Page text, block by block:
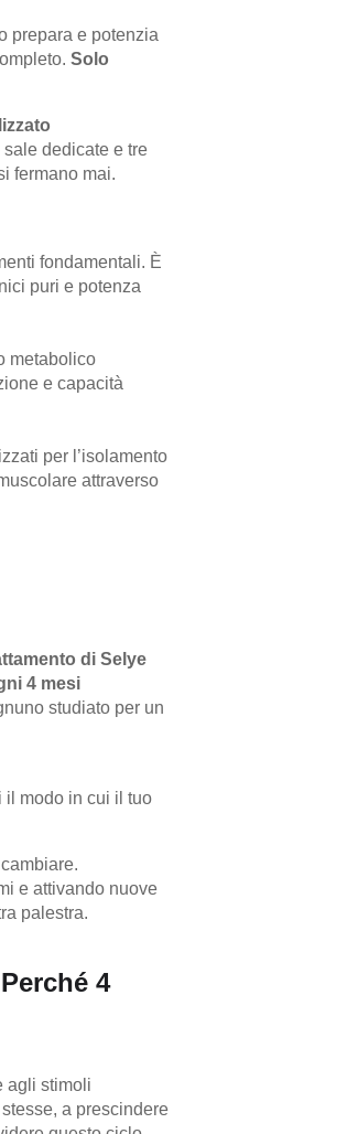
prepara e potenzia
Solo
dedicate e tre
fermano mai.
fondamentali. È
puri e potenza
metabolico
e capacità
per l’isolamento
attraverso
di Selye
4 mesi
studiato per un
il modo in cui il tuo
e attivando nuove
palestra.
4
agli stimoli
a prescindere